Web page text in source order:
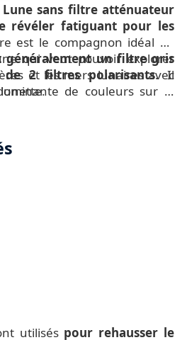
sans filtre atténuateur
révéler fatiguant pour les
est le compagnon idéal de
qui veut pouvoir explorer
et les mers lunaires avec
généralement un filtre gris
2 filtres polarisants. Il
de couleurs sur la
utilisés pour rehausser le